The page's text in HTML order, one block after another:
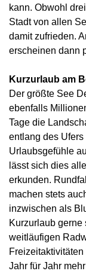
kann. Obwohl
Stadt von allen
damit zufrieden.
erscheinen dann
Kurzurlaub am
Der größte See
ebenfalls
Tage die
entlang des
Urlaubsgefühle
lässt sich dies
erkunden.
machen stets
inzwischen als
Kurzurlaub gerne
weitläufigen
Jahr für Jahr